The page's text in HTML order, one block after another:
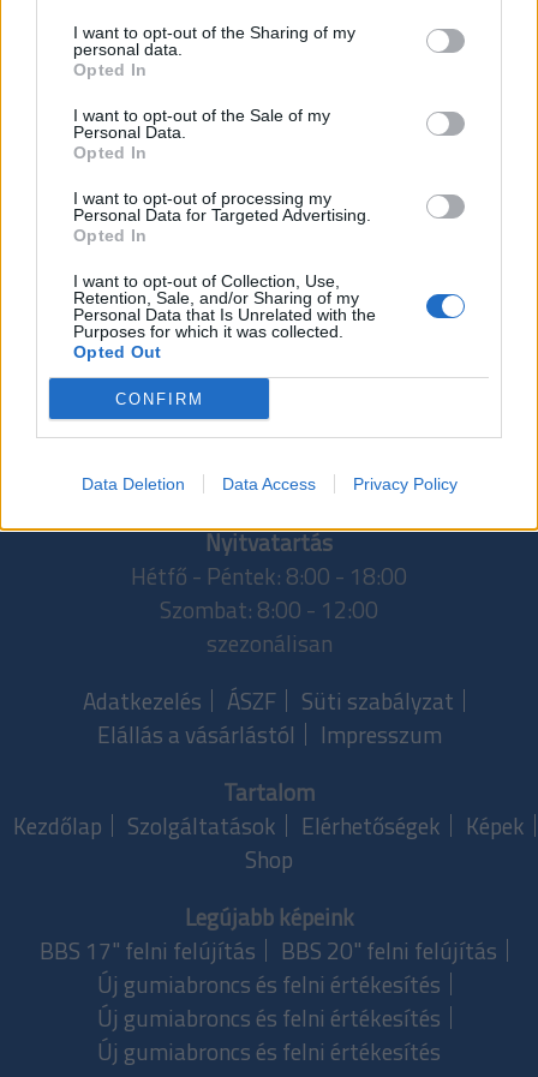
I want to opt-out of the Sharing of my
personal data.
Opted In
I want to opt-out of the Sale of my
Personal Data.
Opted In
I want to opt-out of processing my
Personal Data for Targeted Advertising.
Opted In
I want to opt-out of Collection, Use,
Retention, Sale, and/or Sharing of my
Personal Data that Is Unrelated with the
Purposes for which it was collected.
Opted Out
CONFIRM
Data Deletion Data Access Privacy Policy
Vissza Következő bejegyzés
Előző bejegyzés
© Felni Birodalom 2020 - 2026
4405 Nyíregyháza, Folyóka utca 48.
Nyitvatartás
Hétfő - Péntek: 8:00 - 18:00
Szombat: 8:00 - 12:00
szezonálisan
Adatkezelés
ÁSZF
Süti szabályzat
Elállás a vásárlástól
Impresszum
Tartalom
Kezdőlap
Szolgáltatások Elérhetőségek
Képek
Shop
Legújabb képeink
BBS 17" felni felújítás
BBS 20" felni felújítás
Új gumiabroncs és felni értékesítés
Új gumiabroncs és felni értékesítés
Új gumiabroncs és felni értékesítés